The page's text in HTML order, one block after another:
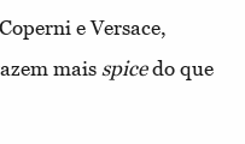
e Versace,
mais spicedo que